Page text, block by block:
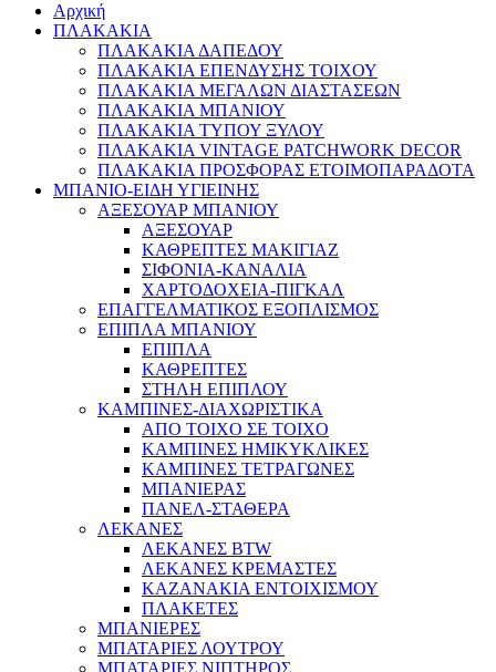
Αρχική
ΠΛΑΚΑΚΙΑ
ΠΛΑΚΑΚΙΑ ΔΑΠΕΔΟΥ
ΠΛΑΚΑΚΙΑ ΕΠΕΝΔΥΣΗΣ ΤΟΙΧΟΥ
ΠΛΑΚΑΚΙΑ ΜΕΓΑΛΩΝ ΔΙΑΣΤΑΣΕΩΝ
ΠΛΑΚΑΚΙΑ ΜΠΑΝΙΟΥ
ΠΛΑΚΑΚΙΑ ΤΥΠΟΥ ΞΥΛΟΥ
ΠΛΑΚΑΚΙΑ VINTAGE PATCHWORK DECOR
ΠΛΑΚΑΚΙΑ ΠΡΟΣΦΟΡΑΣ ΕΤΟΙΜΟΠΑΡΑΔΟΤΑ
ΜΠΑΝΙΟ-ΕΙΔΗ ΥΓΙΕΙΝΗΣ
ΑΞΕΣΟΥΑΡ ΜΠΑΝΙΟΥ
ΑΞΕΣΟΥΑΡ
ΚΑΘΡΕΠΤΕΣ ΜΑΚΙΓΙΑΖ
ΣΙΦΟΝΙΑ-ΚΑΝΑΛΙΑ
ΧΑΡΤΟΔΟΧΕΙΑ-ΠΙΓΚΑΛ
ΕΠΑΓΓΕΛΜΑΤΙΚΟΣ ΕΞΟΠΛΙΣΜΟΣ
ΕΠΙΠΛΑ ΜΠΑΝΙΟΥ
ΕΠΙΠΛΑ
ΚΑΘΡΕΠΤΕΣ
ΣΤΗΛΗ ΕΠΙΠΛΟΥ
ΚΑΜΠΙΝΕΣ-ΔΙΑΧΩΡΙΣΤΙΚΑ
ΑΠΟ ΤΟΙΧΟ ΣΕ ΤΟΙΧΟ
ΚΑΜΠΙΝΕΣ ΗΜΙΚΥΚΛΙΚΕΣ
ΚΑΜΠΙΝΕΣ ΤΕΤΡΑΓΩΝΕΣ
ΜΠΑΝΙΕΡΑΣ
ΠΑΝΕΛ-ΣΤΑΘΕΡΑ
ΛΕΚΑΝΕΣ
ΛΕΚΑΝΕΣ BTW
ΛΕΚΑΝΕΣ ΚΡΕΜΑΣΤΕΣ
ΚΑΖΑΝΑΚΙΑ ΕΝΤΟΙΧΙΣΜΟΥ
ΠΛΑΚΕΤΕΣ
ΜΠΑΝΙΕΡΕΣ
ΜΠΑΤΑΡΙΕΣ ΛΟΥΤΡΟΥ
ΜΠΑΤΑΡΙΕΣ ΝΙΠΤΗΡΟΣ